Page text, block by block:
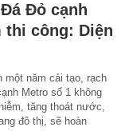
Đỏ cạnh
thi công: Diện
một năm cải tạo, rạch
Metro số 1 không
tăng thoát nước,
đô thị, sẽ hoàn